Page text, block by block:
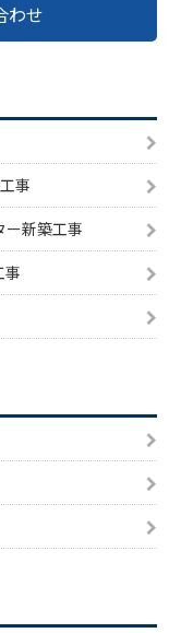
わせ
事
ー新築工事
事